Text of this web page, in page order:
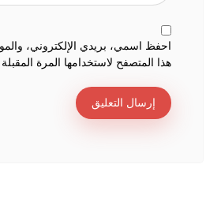
احفظ اسمي، بريدي الإلكتروني،
هذا المتصفح لاستخدامها المرة